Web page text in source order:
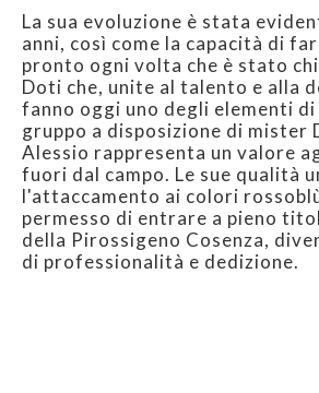
La sua evoluzione è stata
anni, così come la capacità di
pronto ogni volta che è stato
Doti che, unite al talento e alla
fanno oggi uno degli elementi
gruppo a disposizione di mister
Alessio rappresenta un valore
fuori dal campo. Le sue qualità
l'attaccamento ai colori
permesso di entrare a pieno
della Pirossigeno Cosenza,
di professionalità e dedizione.